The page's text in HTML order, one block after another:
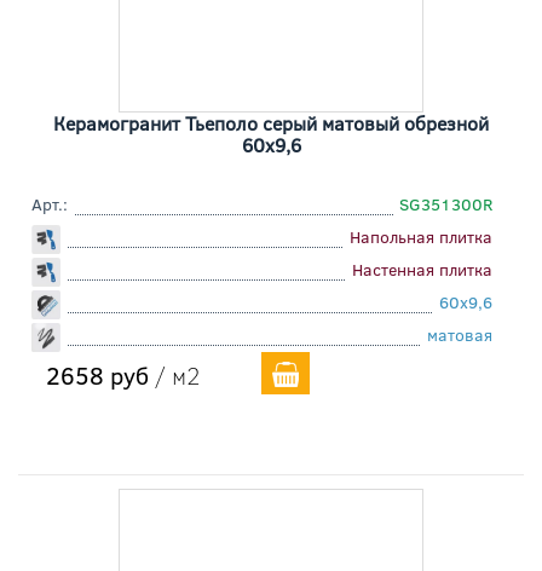
Керамогранит Тьеполо серый матовый обрезной
60x9,6
Арт.:
SG351300R
Напольная плитка
Настенная плитка
60x9,6
матовая
2658 руб / м2